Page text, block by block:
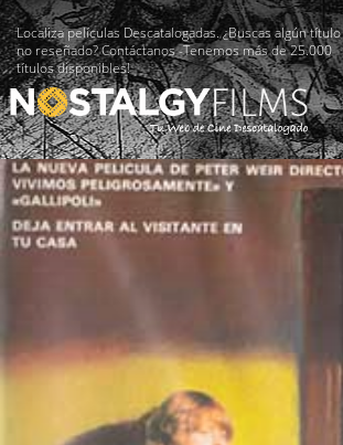
Localiza películas Descatalogadas. ¿Buscas algún título
no reseñado? Contáctanos -Tenemos más de 25.000
títulos disponibles!